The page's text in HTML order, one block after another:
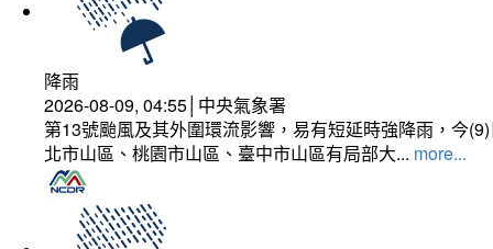
降雨
2026-08-09, 04:55│中央氣象署
第13號颱風及其外圍環流影響，易有短延時強降雨，今
北市山區、桃園市山區、臺中市山區有局部大... more...